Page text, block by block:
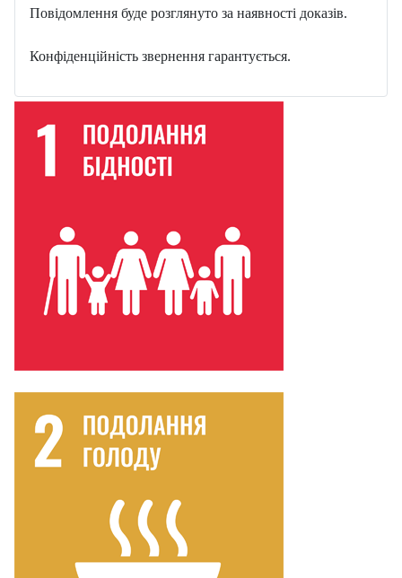
Повідомлення буде розглянуто за наявності доказів.
Конфіденційність звернення гарантується.